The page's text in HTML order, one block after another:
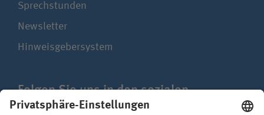
Sprechstunden
Newsletter
Hinweisgebersystem
Folgen Sie uns in den sozialen
Netzwerken